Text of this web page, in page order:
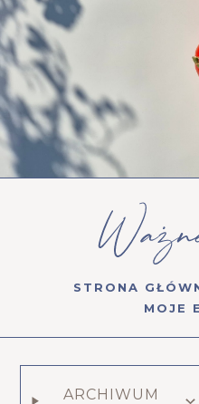
STRONA
MOJE
ARCHIWUM